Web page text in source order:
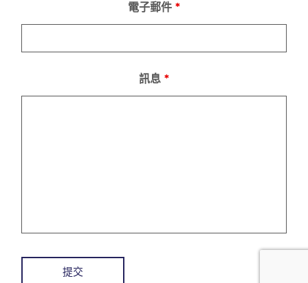
電子郵件 *
訊息 *